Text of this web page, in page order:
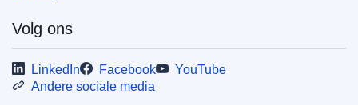
Volg ons
LinkedIn Facebook
YouTube
Andere sociale media